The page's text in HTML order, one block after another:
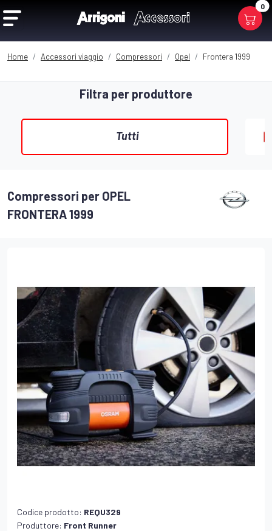
0
Home Accessori viaggio Compressori Opel Frontera 1999
Filtra per produttore
Tutti
Compressori per OPEL
FRONTERA 1999
Codice prodotto: REQU329
Produttore: Front Runner